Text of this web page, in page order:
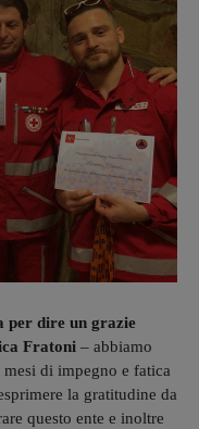
per dire un grazie
Fratoni – abbiamo
di impegno e fatica
la gratitudine da
questo ente e inoltre